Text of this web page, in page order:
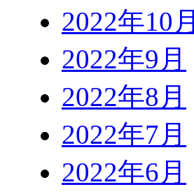
2022年10月
2022年9月
2022年8月
2022年7月
2022年6月